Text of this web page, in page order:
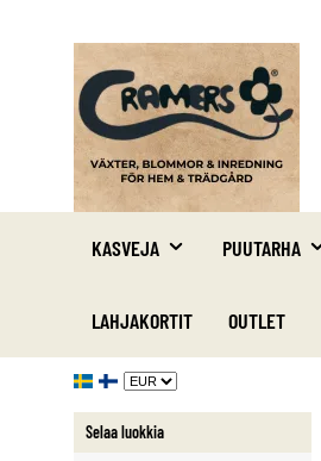
KASVEJA PUUTARHA
LAHJAKORTIT OUTLET
Selaa luokkia